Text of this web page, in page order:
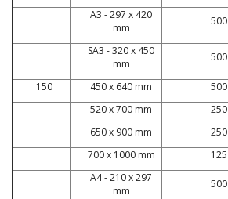
A3 - 297 x 420
mm
500
SA3 - 320 x 450
mm
500
150 450 x 640 mm 500
520 x 700 mm
250
650 x 900 mm
250
700 x 1000 mm
125
A4 - 210 x 297
mm
500